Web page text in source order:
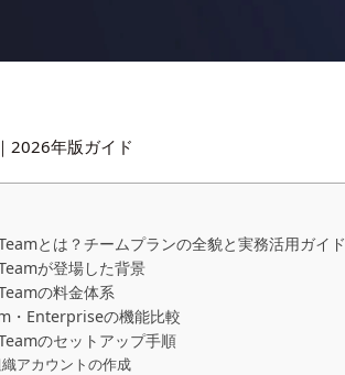
2026年版ガイド
とは？チームプランの全貌と実務活用ガイド
が登場した背景
の料金体系
・Enterpriseの機能比較
のセットアップ手順
織アカウントの作成